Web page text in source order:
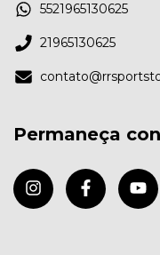
5521965130625
21965130625
Permaneça